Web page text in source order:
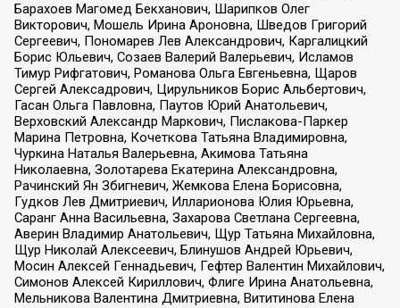
Барахоев Магомед Бекханович, Шарипков Олег
Викторович, Мошель Ирина Ароновна, Шведов Григорий
Сергеевич, Пономарев Лев Александрович, Каргалицкий
Борис Юльевич, Созаев Валерий Валерьевич, Исламов
Тимур Рифгатович, Романова Ольга Евгеньевна, Щаров
Сергей Алексадрович, Цирульников Борис Альбертович,
Гасан Ольга Павловна, Паутов Юрий Анатольевич,
Верховский Александр Маркович, Пислакова-Паркер
Марина Петровна, Кочеткова Татьяна Владимировна,
Чуркина Наталья Валерьевна, Акимова Татьяна
Николаевна, Золотарева Екатерина Александровна,
Рачинский Ян Збигневич, Жемкова Елена Борисовна,
Гудков Лев Дмитриевич, Илларионова Юлия Юрьевна,
Саранг Анна Васильевна, Захарова Светлана Сергеевна,
Аверин Владимир Анатольевич, Щур Татьяна Михайловна,
Щур Николай Алексеевич, Блинушов Андрей Юрьевич,
Мосин Алексей Геннадьевич, Гефтер Валентин Михайлович,
Симонов Алексей Кириллович, Флиге Ирина Анатольевна,
Мельникова Валентина Дмитриевна, Вититинова Елена